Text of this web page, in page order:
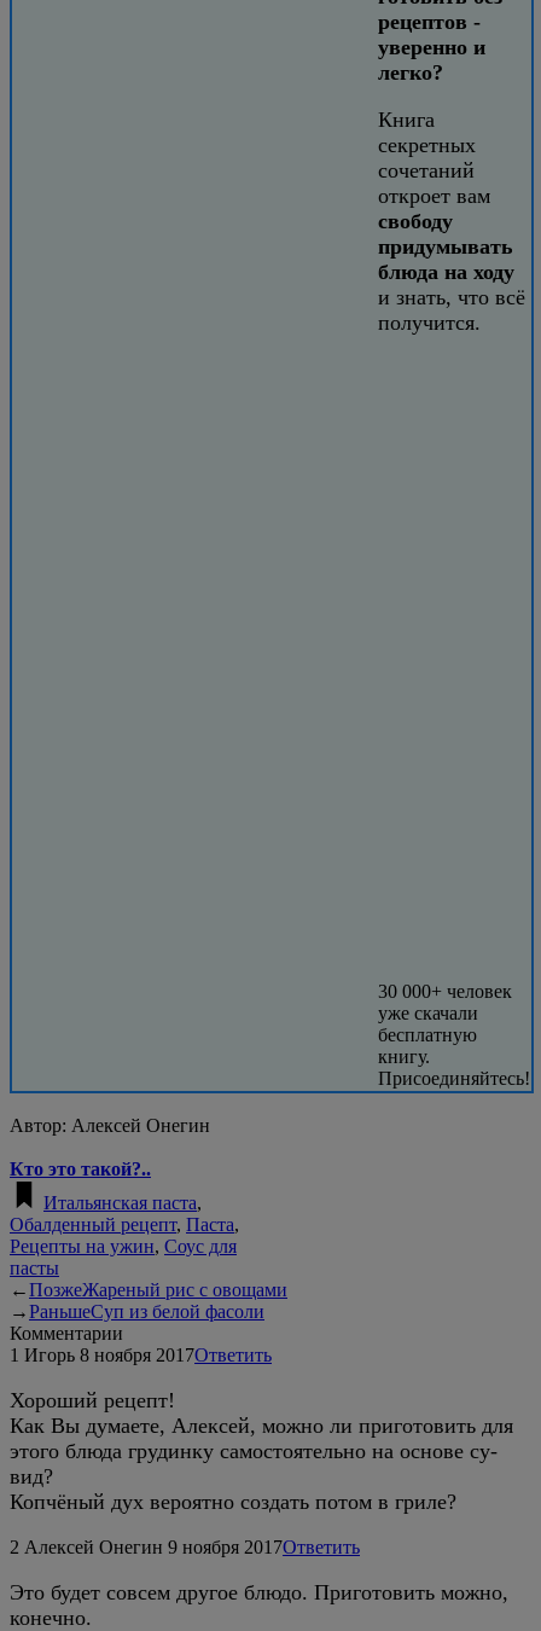
рецептов -
уверенно и
легко?
Книга
секретных
сочетаний
откроет вам
свободу
придумывать
блюда на ходу
и знать, что всё
получится.
30 000+ человек
уже скачали
бесплатную
книгу.
Присоединяйтесь!
Автор: Алексей Онегин
Кто это такой?..
Итальянская паста,
Обалденный рецепт, Паста,
Рецепты на ужин, Соус для
пасты
←ПозжеЖареный рис с овощами
→РаньшеСуп из белой фасоли
Комментарии
1 Игорь 8 ноября 2017Ответить
Хороший рецепт!
Как Вы думаете, Алексей, можно ли приготовить для
этого блюда грудинку самостоятельно на основе су-
вид?
Копчёный дух вероятно создать потом в гриле?
2 Алексей Онегин 9 ноября 2017Ответить
Это будет совсем другое блюдо. Приготовить можно,
конечно.